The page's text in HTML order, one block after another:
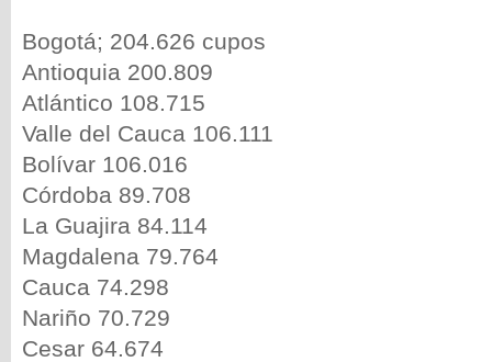
Bogotá; 204.626 cupos
Antioquia 200.809
Atlántico 108.715
Valle del Cauca 106.111
Bolívar 106.016
Córdoba 89.708
La Guajira 84.114
Magdalena 79.764
Cauca 74.298
Nariño 70.729
Cesar 64.674